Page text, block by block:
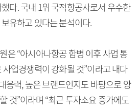
했다. 국내 1위 국적항공사로서 우수한
유하고 있다는 분석이다.
은 “아시아나항공 합병 이후 사업 통
업경쟁력이 강화될 것”이라고 내다
응력, 높은 브랜드인지도 바탕으로 양
것”이라며 “최근 투자소요 증가에도